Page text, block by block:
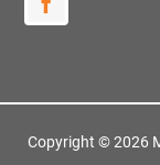
Copyright ©2026